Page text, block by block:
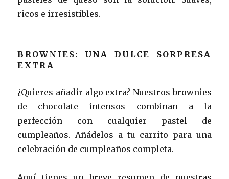
ricos e irresistibles.
BROWNIES: UNA DULCE SORPRESA
EXTRA
¿Quieres añadir algo extra? Nuestros brownies
de chocolate intensos combinan a la
perfección con cualquier pastel de
cumpleaños. Añádelos a tu carrito para una
celebración de cumpleaños completa.